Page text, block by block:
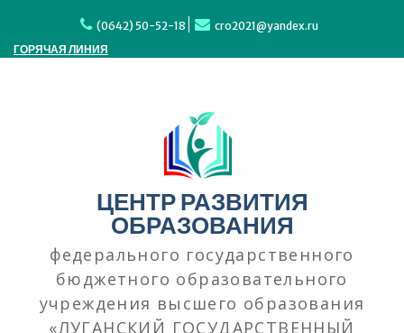
содержимому
(0642) 50-52-18
cro2021@yandex.ru
ГОРЯЧАЯ ЛИНИЯ
ЦЕНТР РАЗВИТИЯ
ОБРАЗОВАНИЯ
федерального государственного
бюджетного образовательного
учреждения высшего образования
«ЛУГАНСКИЙ ГОСУДАРСТВЕННЫЙ